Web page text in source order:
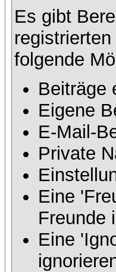
Es gibt
folgende
Beiträge
Eigene
E-Mail-
Private
Eine
Freunde
Eine